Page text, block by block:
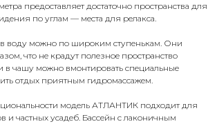
предоставляет достаточно пространства для
по углам — места для релакса.
в воду можно по широким ступенькам. Они
что не крадут полезное пространство
в чашу можно вмонтировать специальные
отдых приятным гидромассажем.
модель АТЛАНТИК подходит для
и частных усадеб. Бассейн с лаконичным